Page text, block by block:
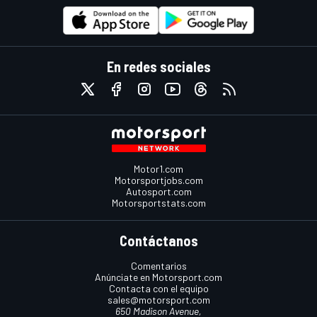
En redes sociales
Motor1.com
Motorsportjobs.com
Autosport.com
Motorsportstats.com
Contáctanos
Comentarios
Anúnciate en Motorsport.com
Contacta con el equipo
sales@motorsport.com
650 Madison Avenue,